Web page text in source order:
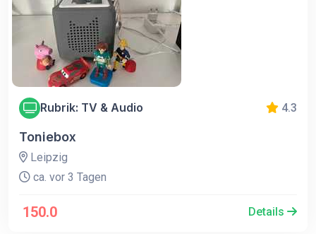
Rubrik: TV & Audio 4.3
Toniebox
Leipzig
ca. vor 3 Tagen
150.0 Details